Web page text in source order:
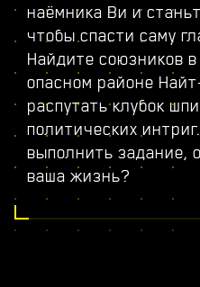
наёмника Ви и
чтобы спасти саму
Найдите союзников
опасном районе
распутать клубок
политических
выполнить задание,
ваша жизнь?